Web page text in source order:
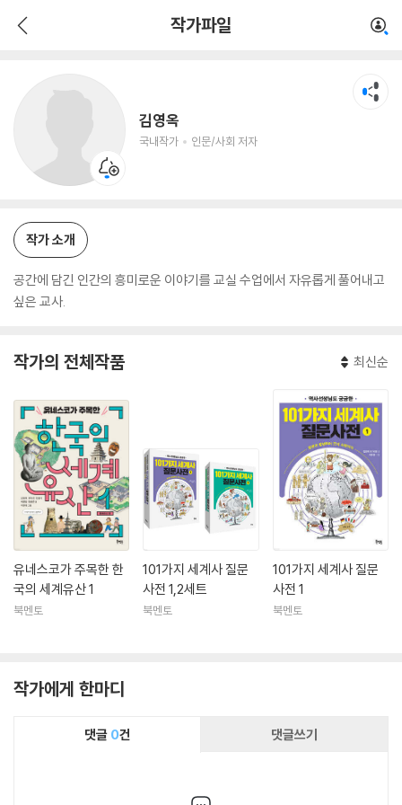
작가파일
김영옥
국내작가 인문/사회 저자
인문/사회 저자
작가 소개
공간에 담긴 인간의 흥미로운 이야기를 교실 수업에서 자유롭게 풀어내고
싶은 교사.
작가의 전체작품 최신순
유네스코가 주목한 한
국의 세계유산 1
북멘토
101가지 세계사 질문
사전 1,2세트
북멘토
101가지 세계사 질문
사전 1
북멘토
작가에게 한마디
댓글 0건 댓글쓰기